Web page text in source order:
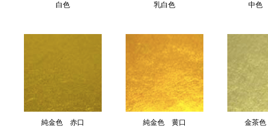
白色 乳白色 中色
純金色 赤口 純金色 黄口 金茶